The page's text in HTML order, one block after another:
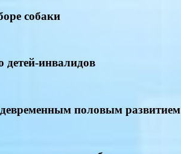
собаки
детей-инвалидов
половым развитием